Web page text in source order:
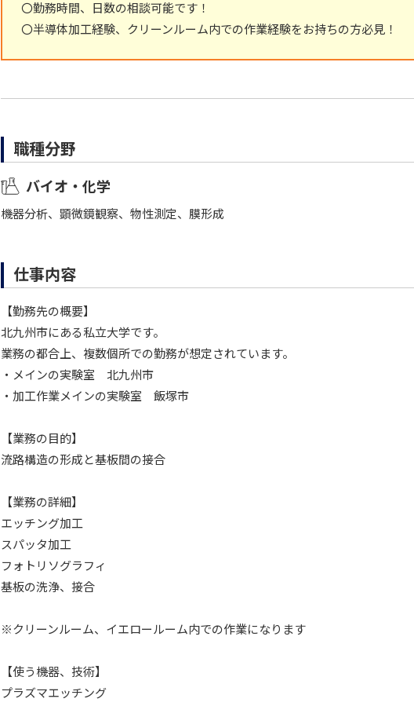
〇勤務時間、日数の相談可能です！
〇半導体加工経験、クリーンルーム内での作業経験をお持ちの方必見！
職種分野
バイオ・化学
機器分析、顕微鏡観察、物性測定、膜形成
仕事内容
【勤務先の概要】
北九州市にある私立大学です。
業務の都合上、複数個所での勤務が想定されています。
・メインの実験室 北九州市
・加工作業メインの実験室 飯塚市
【業務の目的】
流路構造の形成と基板間の接合
【業務の詳細】
エッチング加工
スパッタ加工
フォトリソグラフィ
基板の洗浄、接合
※クリーンルーム、イエロールーム内での作業になります
【使う機器、技術】
プラズマエッチング